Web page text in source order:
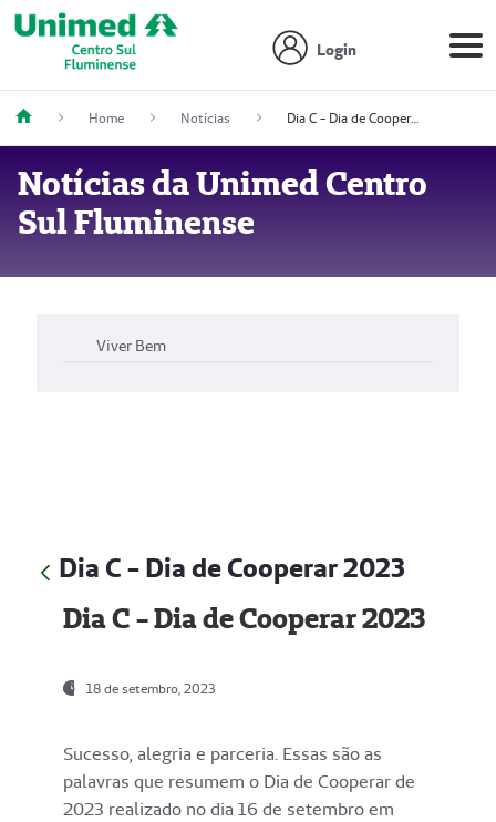
Login
Home Notícias Dia C - Dia de Cooperar 2023
Notícias da Unimed Centro
Sul Fluminense
Viver Bem
Dia C - Dia de Cooperar 2023
Dia C - Dia de Cooperar 2023
18 de setembro, 2023
Sucesso, alegria e parceria. Essas são as
palavras que resumem o Dia de Cooperar de
2023 realizado no dia 16 de setembro em